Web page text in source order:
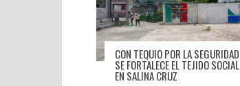
CON TEQUIO POR LA SEGURIDAD
SE FORTALECE EL TEJIDO SOCIAL
EN SALINA CRUZ